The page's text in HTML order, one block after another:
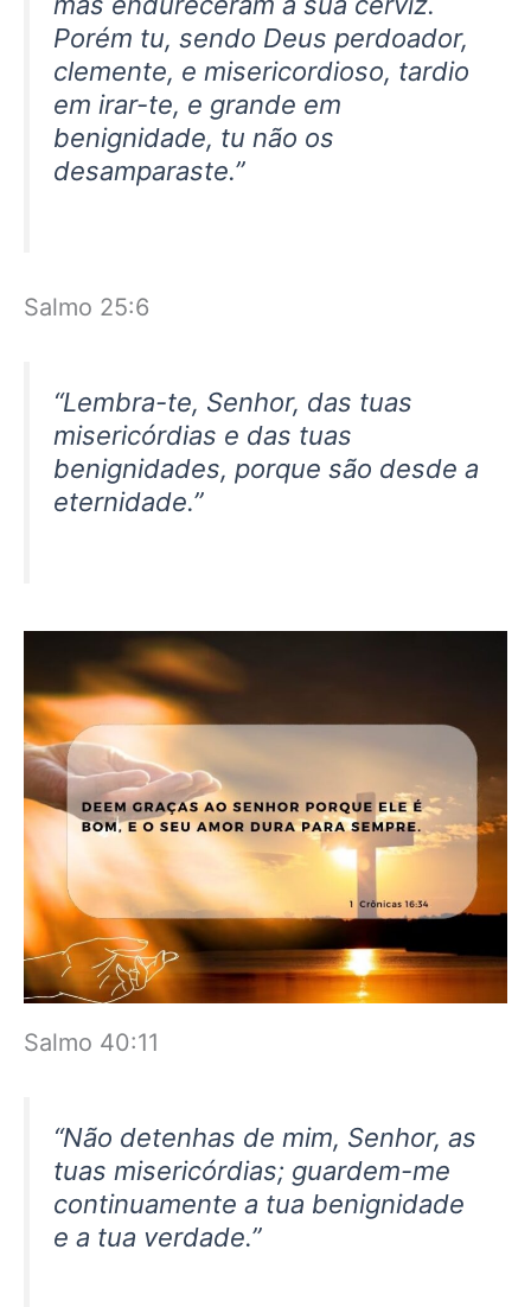
Porém tu, sendo Deus perdoador,
clemente, e misericordioso, tardio
em irar-te, e grande em
benignidade, tu não os
desamparaste.”
Salmo 25:6
“Lembra-te, Senhor, das tuas
misericórdias e das tuas
benignidades, porque são desde a
eternidade.”
Salmo 40:11
“Não detenhas de mim, Senhor, as
tuas misericórdias; guardem-me
continuamente a tua benignidade
e a tua verdade.”